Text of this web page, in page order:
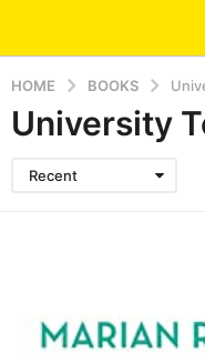
HOME BOOKS
University
Recent